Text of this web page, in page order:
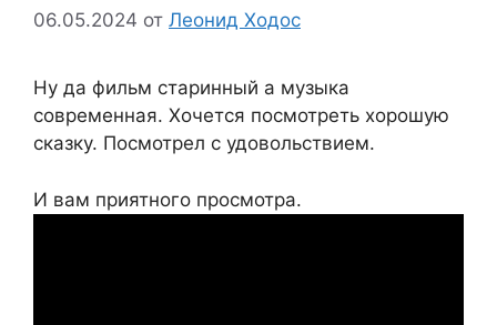
06.05.2024 от Леонид Ходос
Ну да фильм старинный а музыка
современная. Хочется посмотреть хорошую
сказку. Посмотрел с удовольствием.
И вам приятного просмотра.